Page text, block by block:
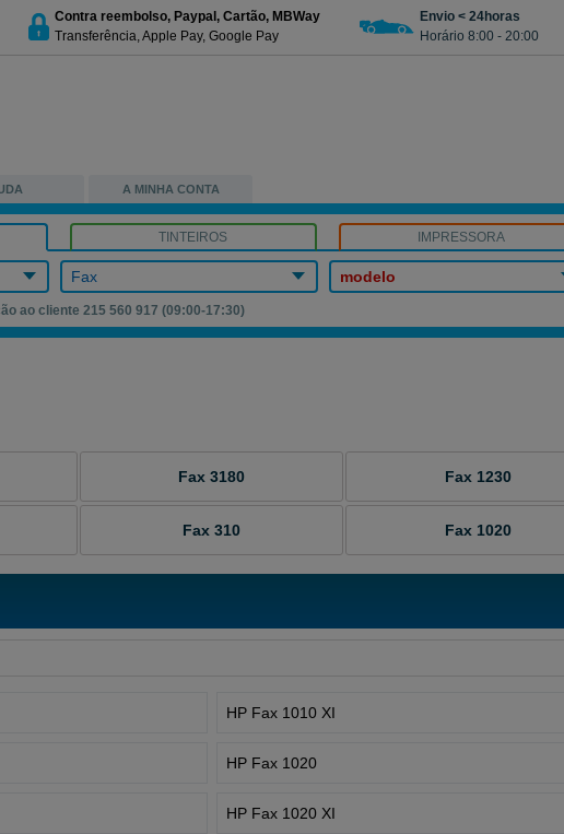
Contra reembolso, Paypal, Cartão, MBWay
Transferência, Apple Pay, Google Pay
Envio < 24horas
Horário 8:00 - 20:00
A MINHA CONTA
TINTEIROS IMPRESSORA
Fax modelo
ao cliente 215 560 917 (09:00-17:30)
Fax 3180 Fax 1230
Fax 310 Fax 1020
HP Fax 1010 XI
HP Fax 1020
HP Fax 1020 XI